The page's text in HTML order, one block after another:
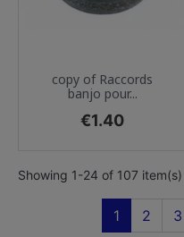
copy of Raccords
banjo pour...
Price
€1.40
Showing 1-24 of 107 item(s)
1 2 3